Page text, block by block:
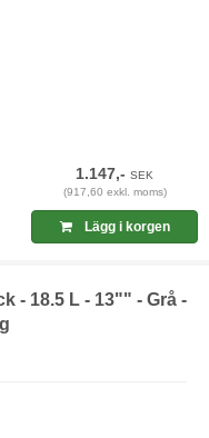
1.147,-SEK
(917,60 exkl. moms)
Lägg i korgen
- 18.5 L - 13"" - Grå -